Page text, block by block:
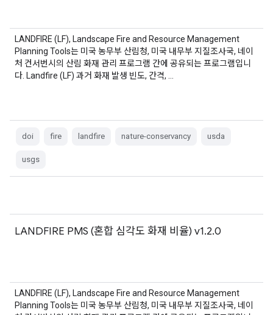
LANDFIRE (LF), Landscape Fire and Resource Management
Planning Tools는 미국 농무부 산림청, 미국 내무부 지질조사국, 네이
처 컨서번시의 산림 화재 관리 프로그램 간에 공유되는 프로그램입니
다. Landfire (LF) 과거 화재 발생 빈도, 간격, …
doi fire landfire nature-conservancy usda
usgs
LANDFIRE PMS (혼합 심각도 화재 비율) v1.2.0
LANDFIRE (LF), Landscape Fire and Resource Management
Planning Tools는 미국 농무부 산림청, 미국 내무부 지질조사국, 네이